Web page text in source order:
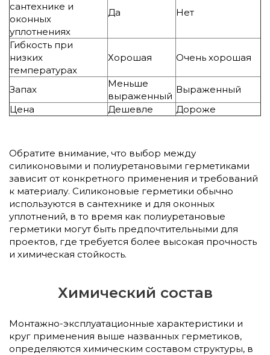
сантехнике и
оконных
уплотнениях
Да Нет
Гибкость при
низких
температурах
Хорошая Очень хорошая
Запах
Меньше
выраженный
Выраженный
Цена
Дешевле Дороже
Обратите внимание, что выбор между
силиконовыми и полиуретановыми герметиками
зависит от конкретного применения и требований
к материалу. Силиконовые герметики обычно
используются в сантехнике и для оконных
уплотнений, в то время как полиуретановые
герметики могут быть предпочтительными для
проектов, где требуется более высокая прочность
и химическая стойкость.
Химический состав
Монтажно-эксплуатационные характеристики и
круг применения выше названных герметиков,
определяются химическим составом структуры, в